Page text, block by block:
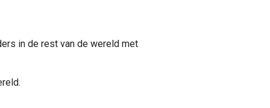
in de rest van de wereld met